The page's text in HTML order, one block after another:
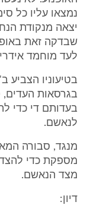
נמצאו עליו כל
יצאה מנקודת
שבדקה זאת
לעד מוחמד
בטיעוניו הצביע
בגרסאות העדים,
בעדותם די כדי
לנאשם.
מנגד, סבורה
מספקת כדי
מצד הנאשם.
דיון: